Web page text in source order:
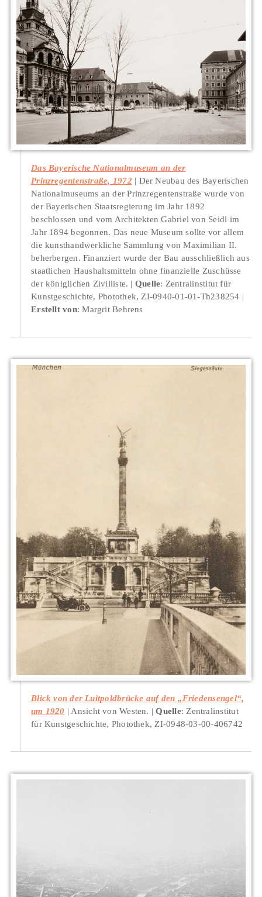
Das Bayerische Nationalmuseum an der
Prinzregentenstraße, 1972
Der Neubau des Bayerischen
Nationalmuseums an der Prinzregentenstraße wurde von
der Bayerischen Staatsregierung im Jahr 1892
beschlossen und vom Architekten Gabriel von Seidl im
Jahr 1894 begonnen. Das neue Museum sollte vor allem
die kunsthandwerkliche Sammlung von Maximilian II.
beherbergen. Finanziert wurde der Bau ausschließlich aus
staatlichen Haushaltsmitteln ohne finanzielle Zuschüsse
der königlichen Zivilliste.
Quelle: Zentralinstitut für
Kunstgeschichte, Photothek, ZI-0940-01-01-Th238254
Erstellt von: Margrit Behrens
Blick von der Luitpoldbrücke auf den „Friedensengel“,
um 1920
Ansicht von Westen. Quelle: Zentralinstitut
für Kunstgeschichte, Photothek, ZI-0948-03-00-406742